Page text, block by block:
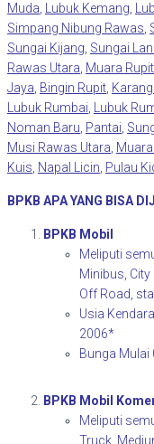
Muda
Lubuk Kemang
Simpang Nibung Rawas
Sungai Kijang Sungai
Rawas Utara Muara Rupit
Jaya Bingin Rupit
Lubuk Rumbai
Lubuk
Noman Baru Pantai
Musi Rawas Utara
Kuis Napal Licin Pulau
BPKB APA YANG BISA
BPKB Mobil
Meliputi
Minibus, City
Off Road,
Usia
2006*
Bunga Mulai
BPKB Mobil
Meliputi
Truck,